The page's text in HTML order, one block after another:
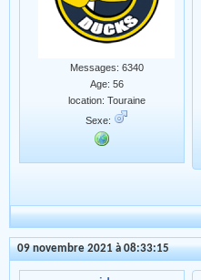
Messages: 6340
Age: 56
location: Touraine
Sexe:
09 novembre 2021 à 08:33:15